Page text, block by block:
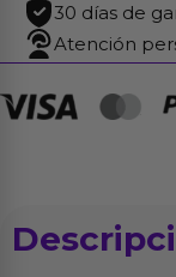
30 días de
Atención